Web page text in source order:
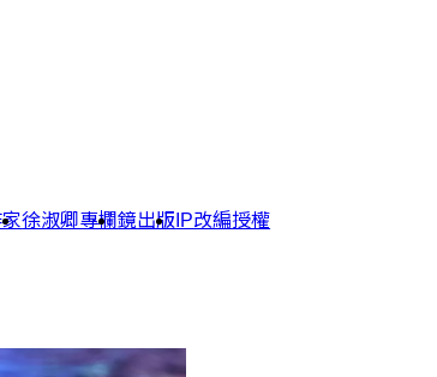
徐淑卿專欄鏡出版 IP改編授權